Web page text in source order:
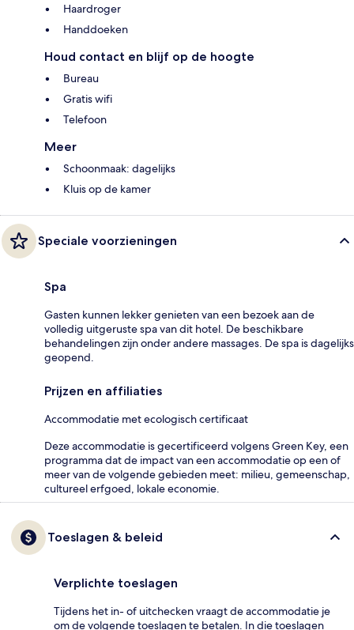
Haardroger
Handdoeken
Houd contact en blijf op de hoogte
Bureau
Gratis wifi
Telefoon
Meer
Schoonmaak: dagelijks
Kluis op de kamer
Speciale voorzieningen
Spa
Gasten kunnen lekker genieten van een bezoek aan de
volledig uitgeruste spa van dit hotel. De beschikbare
behandelingen zijn onder andere massages. De spa is dagelijks
geopend.
Prijzen en affiliaties
Accommodatie met ecologisch certificaat
Deze accommodatie is gecertificeerd volgens Green Key, een
programma dat de impact van een accommodatie op een of
meer van de volgende gebieden meet: milieu, gemeenschap,
cultureel erfgoed, lokale economie.
Toeslagen & beleid
Verplichte toeslagen
Tijdens het in- of uitchecken vraagt de accommodatie je
om de volgende toeslagen te betalen. In die toeslagen